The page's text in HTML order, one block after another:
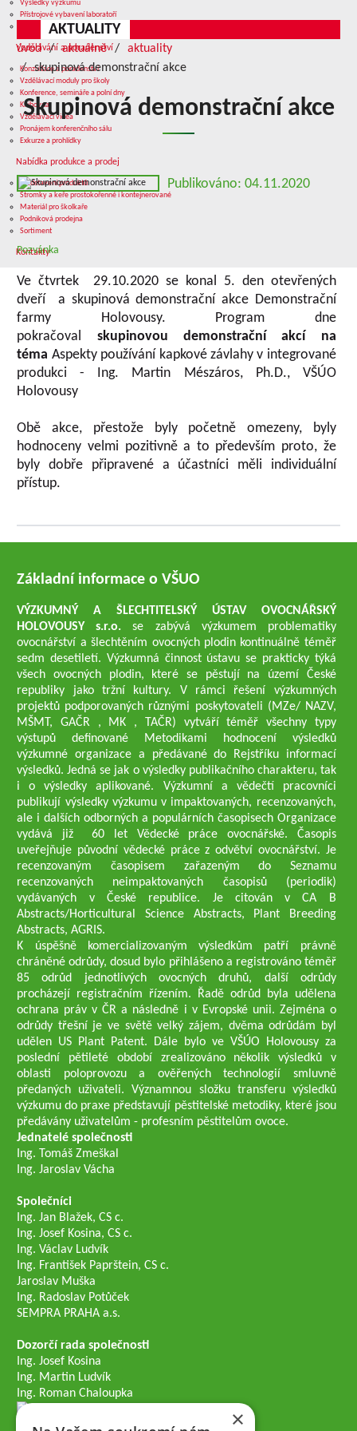
Výsledky výzkumu
Přístrojové vybavení laboratoří
Služby v oblasti výzkumu
Vzdělávání a poradenství
Konzultace a poradenství
Vzdělávací moduly pro školy
Konference, semináře a polní dny
Knihovna
Vzdělávací videa
Pronájem konferenčního sálu
Exkurze a prohlídky
Nabídka produkce a prodej
Představení produktů
Stromky a keře prostokořenné i kontejnerované
Materiál pro školkaře
Podniková prodejna
Sortiment
Kontakty
AKTUALITY
úvod aktuálně
aktuality
skupinová demonstrační akce
Skupinová demonstrační akce
Publikováno: 04.11.2020
Pozvánka
Ve čtvrtek 29.10.2020 se konal 5. den otevřených
dveří a skupinová demonstrační akce Demonstrační
farmy Holovousy. Program dne
pokračoval skupinovou demonstrační akcí na
téma Aspekty používání kapkové závlahy v integrované
produkci - Ing. Martin Mészáros, Ph.D., VŠÚO
Holovousy
Obě akce, přestože byly početně omezeny, byly
hodnoceny velmi pozitivně a to především proto, že
byly dobře připravené a účastníci měli individuální
přístup.
Základní informace o VŠUO
VÝZKUMNÝ A ŠLECHTITELSKÝ ÚSTAV OVOCNÁŘSKÝ
HOLOVOUSY s.r.o.se zabývá výzkumem problematiky
ovocnářství a šlechtěním ovocných plodin kontinuálně téměř
sedm desetiletí. Výzkumná činnost ústavu se prakticky týká
všech ovocných plodin, které se pěstují na území České
republiky jako tržní kultury. V rámci řešení výzkumných
projektů podporovaných různými poskytovateli (MZe/ NAZV,
MŠMT, GAČR , MK , TAČR) vytváří téměř všechny typy
výstupů definované Metodikami hodnocení výsledků
výzkumné organizace a předávané do Rejstříku informací
výsledků. Jedná se jak o výsledky publikačního charakteru, tak
i o výsledky aplikované. Výzkumní a vědečtí pracovníci
publikují výsledky výzkumu v impaktovaných, recenzovaných,
ale i dalších odborných a populárních časopisech Organizace
vydává již 60 let Vědecké práce ovocnářské. Časopis
uveřejňuje původní vědecké práce z odvětví ovocnářství. Je
recenzovaným časopisem zařazeným do Seznamu
recenzovaných neimpaktovaných časopisů (periodik)
vydávaných v České republice. Je citován v CA B
Abstracts/Horticultural Science Abstracts, Plant Breeding
Abstracts, AGRIS.
K úspěšně komercializovaným výsledkům patří právně
chráněné odrůdy, dosud bylo přihlášeno a registrováno téměř
85 odrůd jednotlivých ovocných druhů, další odrůdy
procházejí registračním řízením. Řadě odrůd byla udělena
ochrana práv v ČR a následně i v Evropské unii. Zejména o
odrůdy třešní je ve světě velký zájem, dvěma odrůdám byl
udělen US Plant Patent. Dále bylo ve VŠÚO Holovousy za
poslední pětileté období zrealizováno několik výsledků v
oblasti poloprovozu a ověřených technologií smluvně
předaných uživateli. Významnou složku transferu výsledků
výzkumu do praxe představují pěstitelské metodiky, které jsou
předávány uživatelům - profesním pěstitelům ovoce.
Jednatelé společnosti
Ing. Tomáš Zmeškal
Ing. Jaroslav Vácha
Společníci
Ing. Jan Blažek, CS c.
Ing. Josef Kosina, CS c.
Ing. Václav Ludvík
Ing. František Paprštein, CS c.
Jaroslav Muška
Ing. Radoslav Potůček
SEMPRA PRAHA a.s.
Dozorčí rada společnosti
Ing. Josef Kosina
Ing. Martin Ludvík
Ing. Roman Chaloupka
×